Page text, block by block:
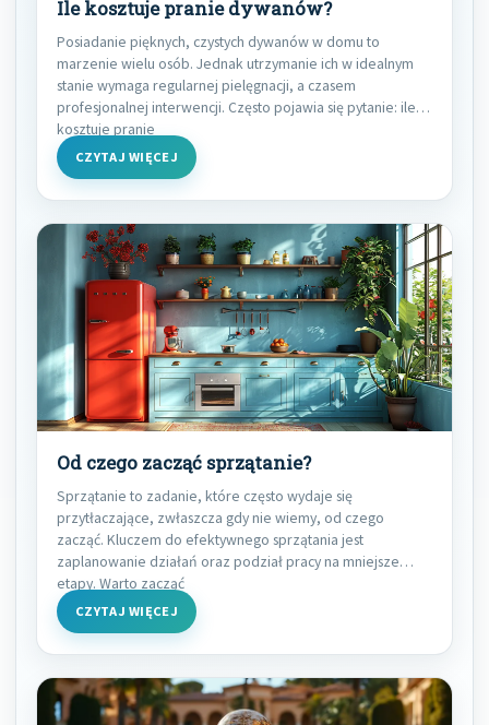
Ile kosztuje pranie dywanów?
Posiadanie pięknych, czystych dywanów w domu to
marzenie wielu osób. Jednak utrzymanie ich w idealnym
stanie wymaga regularnej pielęgnacji, a czasem
profesjonalnej interwencji. Często pojawia się pytanie: ile
kosztuje pranie
CZYTAJ WIĘCEJ
Od czego zacząć sprzątanie?
Sprzątanie to zadanie, które często wydaje się
przytłaczające, zwłaszcza gdy nie wiemy, od czego
zacząć. Kluczem do efektywnego sprzątania jest
zaplanowanie działań oraz podział pracy na mniejsze
etapy. Warto zacząć
CZYTAJ WIĘCEJ